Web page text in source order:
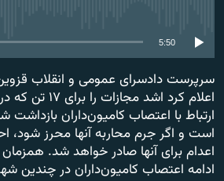
زبان‌های دیگر
5:50
سرپرست دادسرای عمومی و انقلاب
اعلام کرد اشد مجازات را برای ۱۷ تن که در
ارتباط با اعتصاب کامیون‌داران بازداشت
است و اگر جرم محاربه آنها محرز
اعدام برای آنها صادر خواهد شد.
ادامه اعتصاب کامیون‌داران در چندین